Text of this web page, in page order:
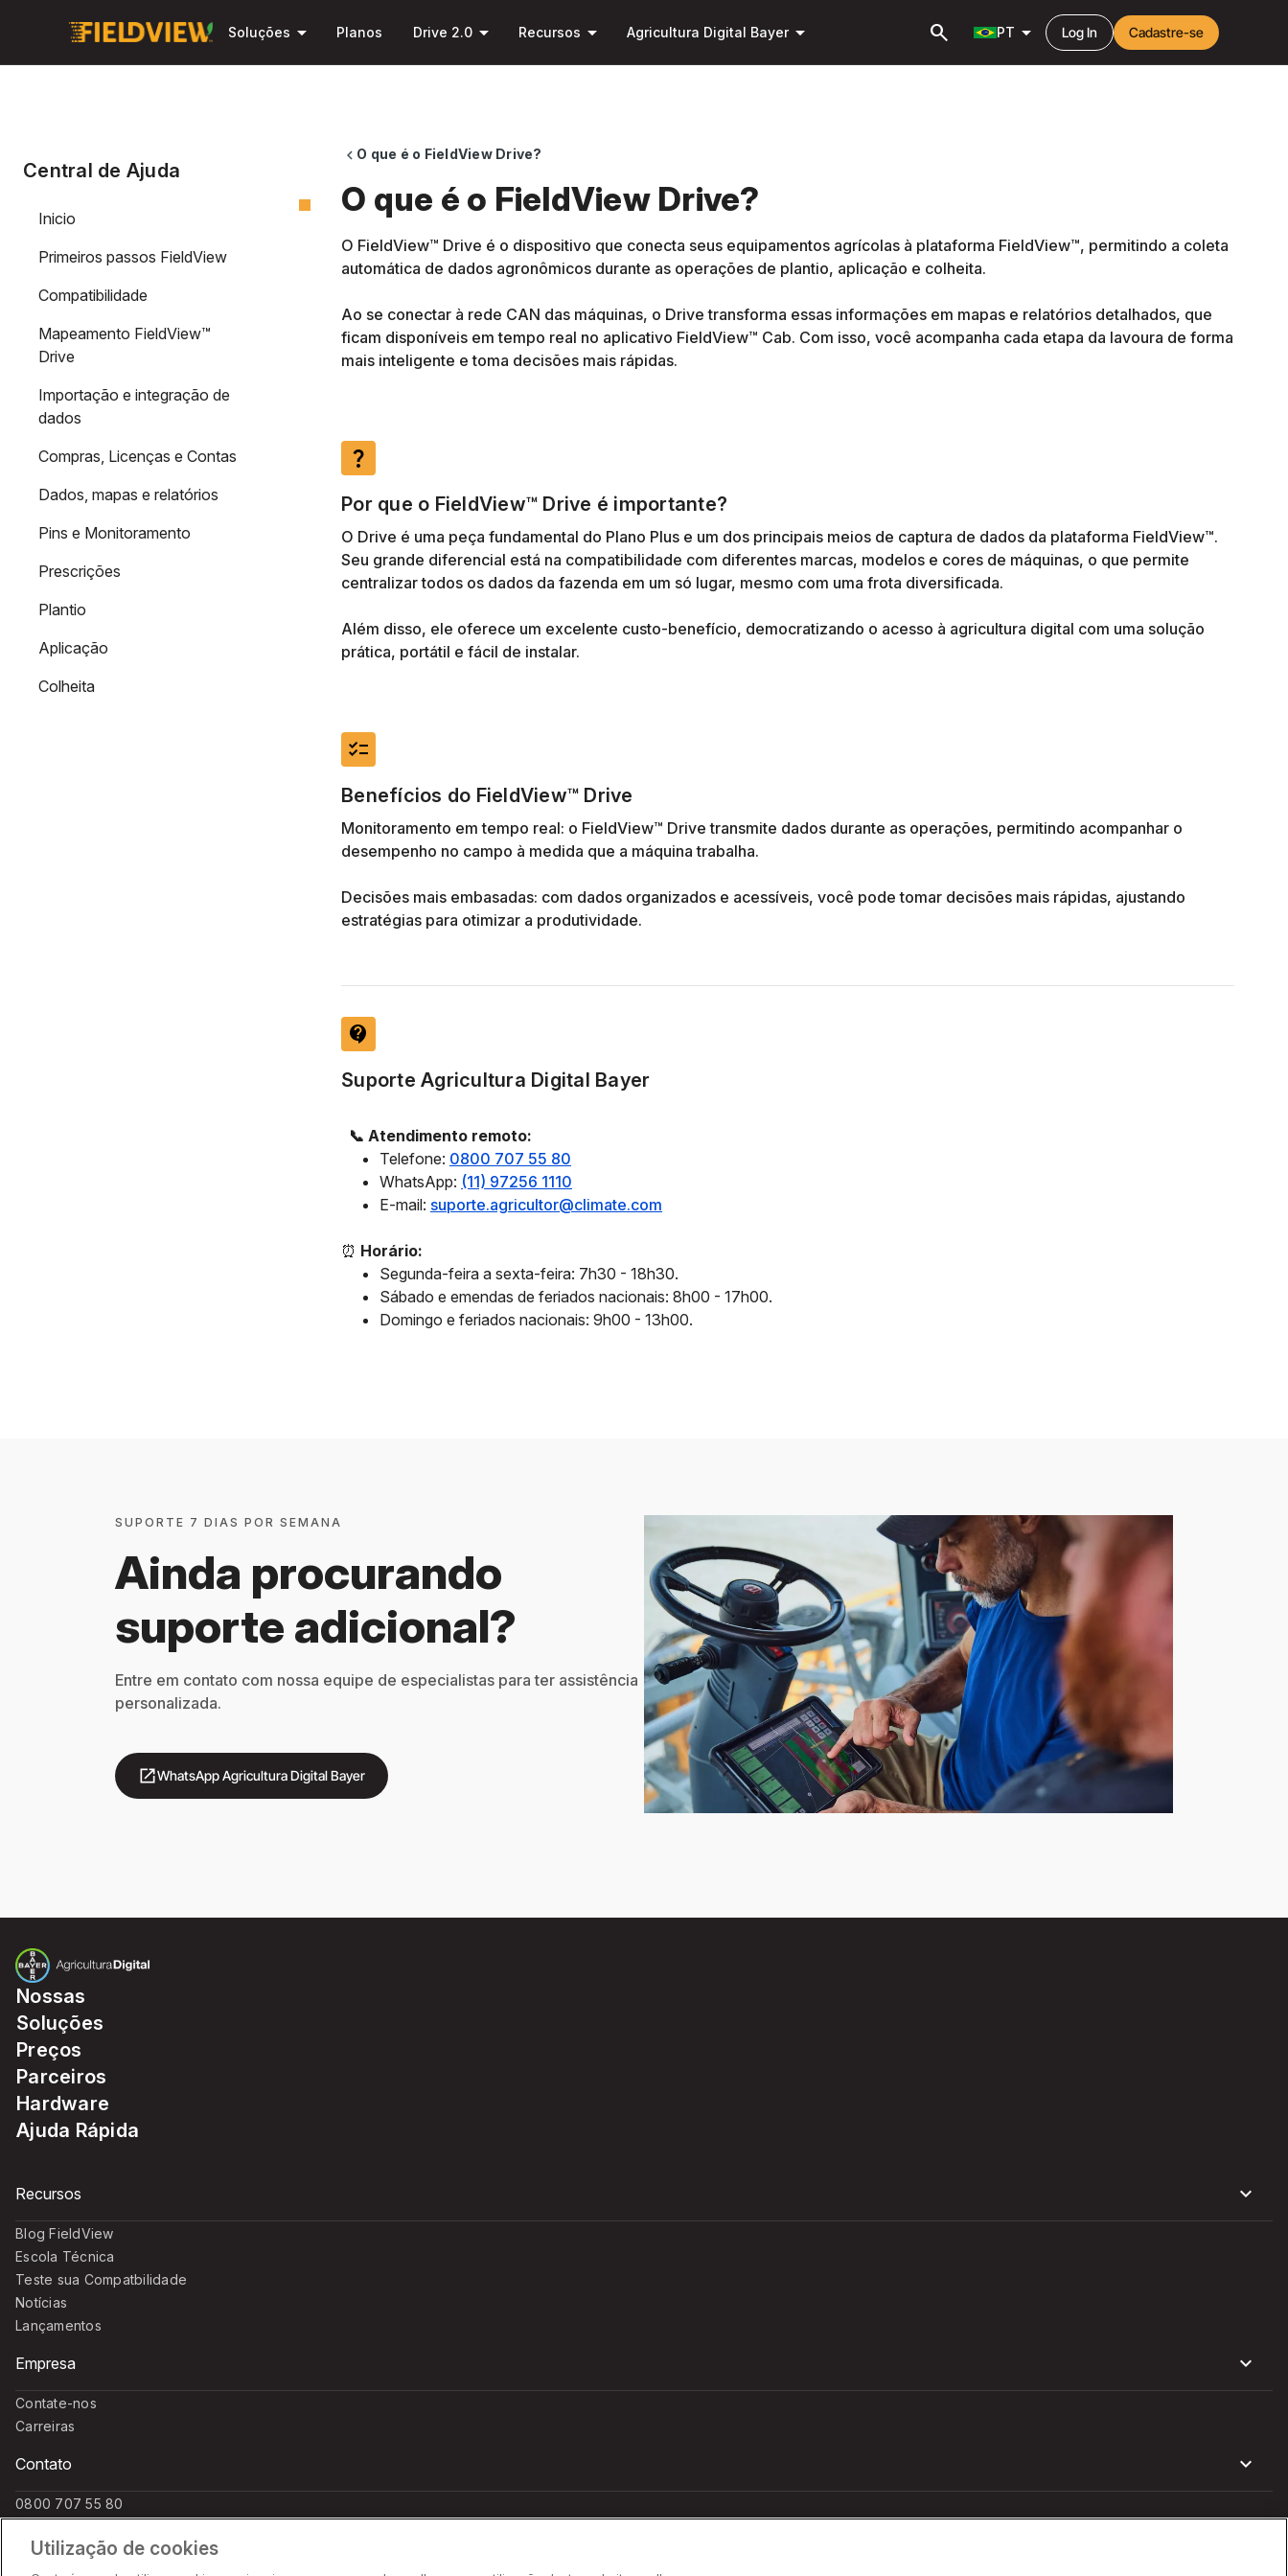
para o
principal
Soluções arrow_drop_down Planos Drive 2.0 arrow_drop_down Recursos arrow_drop_down Agricultura Digital Bayerarrow_drop_down search PT arrow_drop_down Log In Cadastre-se
Central de Ajuda
Inicio
Primeiros passos FieldView
Compatibilidade
Mapeamento FieldView™
Drive
Importação e integração de
dados
Compras, Licenças e Contas
Dados, mapas e relatórios
Pins e Monitoramento
Prescrições
Plantio
Aplicação
Colheita
chevron_leftO que é o FieldView Drive?
O que é o FieldView Drive?
O FieldView™ Drive é o dispositivo que conecta seus equipamentos agrícolas à plataforma FieldView™, permitindo a coleta
automática de dados agronômicos durante as operações de plantio, aplicação e colheita.
Ao se conectar à rede CAN das máquinas, o Drive transforma essas informações em mapas e relatórios detalhados, que
ficam disponíveis em tempo real no aplicativo FieldView™ Cab. Com isso, você acompanha cada etapa da lavoura de forma
mais inteligente e toma decisões mais rápidas.
question_mark
Por que o FieldView™ Drive é importante?
O Drive é uma peça fundamental do Plano Plus e um dos principais meios de captura de dados da plataforma FieldView™.
Seu grande diferencial está na compatibilidade com diferentes marcas, modelos e cores de máquinas, o que permite
centralizar todos os dados da fazenda em um só lugar, mesmo com uma frota diversificada.
Além disso, ele oferece um excelente custo-benefício, democratizando o acesso à agricultura digital com uma solução
prática, portátil e fácil de instalar.
checklist
Benefícios do FieldView™ Drive
Monitoramento em tempo real: o FieldView™ Drive transmite dados durante as operações, permitindo acompanhar o
desempenho no campo à medida que a máquina trabalha.
Decisões mais embasadas: com dados organizados e acessíveis, você pode tomar decisões mais rápidas, ajustando
estratégias para otimizar a produtividade.
contact_support
Suporte Agricultura Digital Bayer
📞 Atendimento remoto:
Telefone: 0800 707 55 80
WhatsApp: (11) 97256 1110
E-mail: suporte.agricultor@climate.com
⏰ Horário:
Segunda-feira a sexta-feira: 7h30 - 18h30.
Sábado e emendas de feriados nacionais: 8h00 - 17h00.
Domingo e feriados nacionais: 9h00 - 13h00.
SUPORTE 7 DIAS POR SEMANA
Ainda procurando
suporte adicional?
Entre em contato com nossa equipe de especialistas para ter assistência
personalizada.
WhatsApp Agricultura Digital Bayer
open_in_new
Nossas
Soluções
Preços
Parceiros
Hardware
Ajuda Rápida
Recursos
Blog FieldView
Escola Técnica
Teste sua Compatbilidade
Notícias
Lançamentos
Empresa
Contate-nos
Carreiras
Contato
0800 707 55 80
suporte.agricultor@climate.com
Utilização de cookies